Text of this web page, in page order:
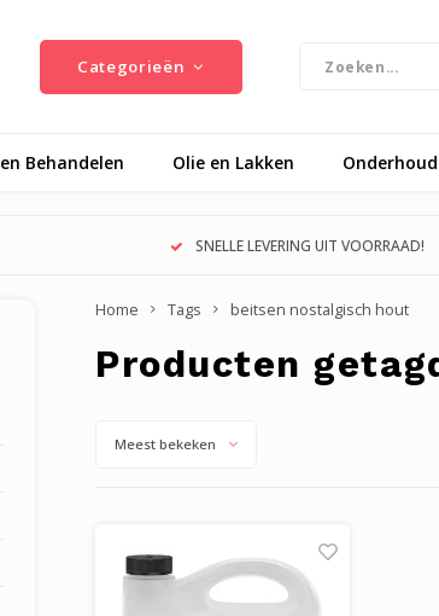
Categorieën
Behandelen Olie en Lakken Onderhoud
SNELLE LEVERING UIT VOORRAAD!
Home Tags beitsen nostalgisch hout
Producten
Meest bekeken